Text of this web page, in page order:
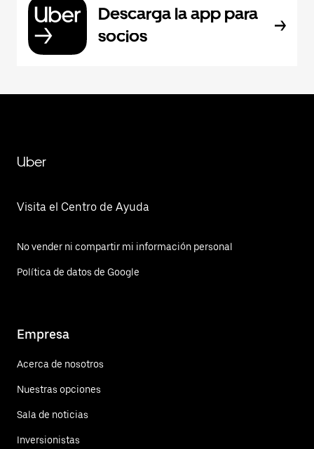
Descarga la app para
socios
Uber
Visita el Centro de Ayuda
No vender ni compartir mi información personal
Política de datos de Google
Empresa
Acerca de nosotros
Nuestras opciones
Sala de noticias
Inversionistas